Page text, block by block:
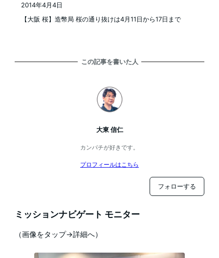
【大阪 桜】造幣局 桜の通り抜けは4月11日から17日まで
投稿日
2014年4月4日
この記事を書いた人
大東 信仁
カンパチが好きです。
プロフィールはこちら
フォローする
ミッションナビゲート モニター
（画像をタップ→詳細へ）